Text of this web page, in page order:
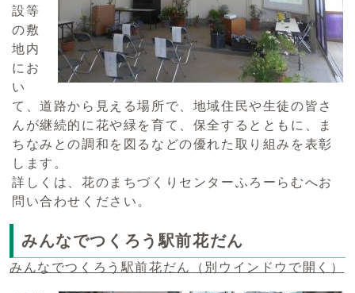
設等
の敷
地内
にお
い
て、道路から見える場所で、地域住民や生徒の皆さ
んが継続的に花や緑を育て、保全するとともに、ま
ちなみとの調和を図るなどの優れた取り組みを表彰
します。
詳しくは、花のまちづくりセンターふろーらむへお
問い合わせください。
みんなでつくろう駅前花だん
みんなでつくろう駅前花だん （別ウインドウで開く）